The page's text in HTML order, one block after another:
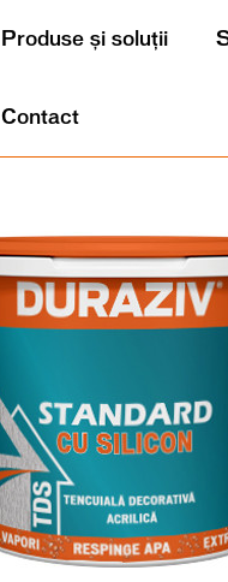
Produse și soluții
Contact